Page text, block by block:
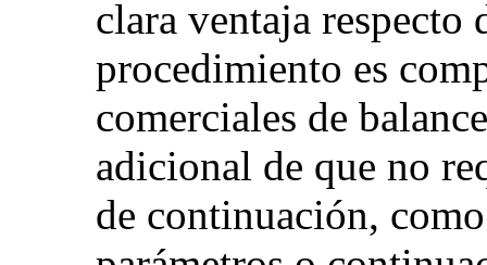
clara ventaja respecto
procedimiento es
comerciales de
adicional de que no
de continuación,